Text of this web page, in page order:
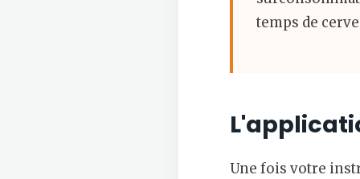
temps de
Une fois votre